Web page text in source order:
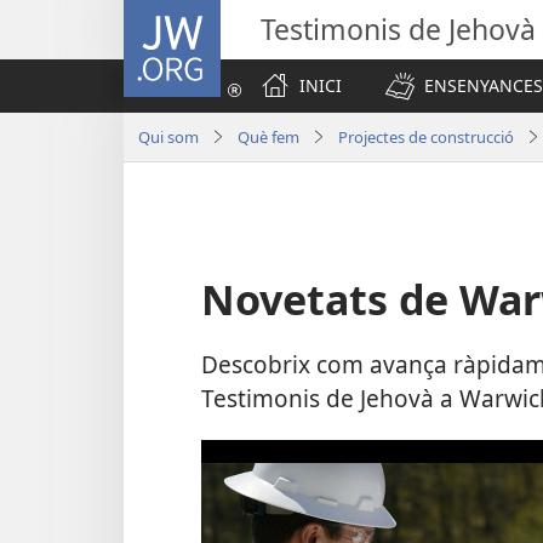
JW.ORG Testimonis de Jehovà
INICI
Qui som Què fem Projectes de construcció
Novetats de
Descobrix com avança
Testimonis de Jehovà a